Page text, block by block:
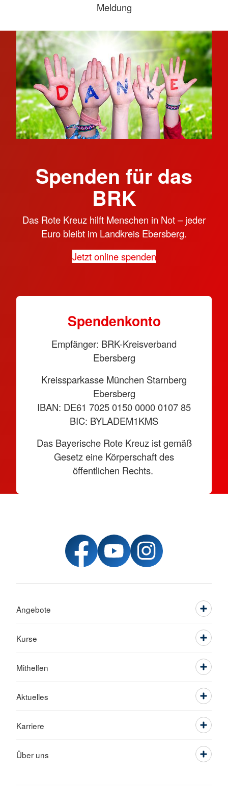
Meldung
Spenden für das
BRK
Das Rote Kreuz hilft Menschen in Not – jeder
Euro bleibt im Landkreis Ebersberg.
Jetzt online spenden
Spendenkonto
Empfänger: BRK-Kreisverband
Ebersberg
Kreissparkasse München Starnberg
Ebersberg
IBAN: DE61 7025 0150 0000 0107 85
BIC: BYLADEM1KMS
Das Bayerische Rote Kreuz ist gemäß
Gesetz eine Körperschaft des
öffentlichen Rechts.
Angebote
Kurse
Mithelfen
Aktuelles
Karriere
Über uns